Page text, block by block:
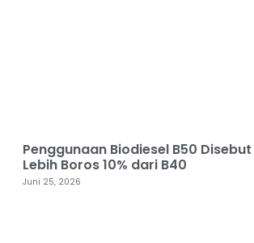
Penggunaan Biodiesel B50 Disebut
Lebih Boros 10% dari B40
Juni 25, 2026